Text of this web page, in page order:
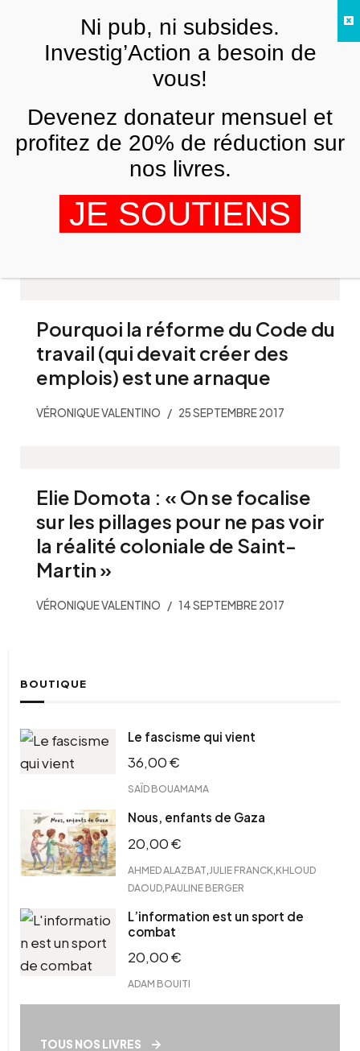
Véronique Valentino
Pourquoi la réforme du Code du
travail (qui devait créer des
emplois) est une arnaque
VÉRONIQUE VALENTINO 25 SEPTEMBRE 2017
Elie Domota : « On se focalise
sur les pillages pour ne pas voir
la réalité coloniale de Saint-
Martin »
VÉRONIQUE VALENTINO 14 SEPTEMBRE 2017
BOUTIQUE
Le fascisme qui vient
36,00€
SAÏD BOUAMAMA
Nous, enfants de Gaza
20,00€
AHMED ALAZBAT JULIE FRANCK KHLOUD
DAOUD PAULINE BERGER
L’information est un sport de
combat
20,00€
ADAM BOUITI
TOUS NOS LIVRES
FRNi pub, ni subsides.
Investig’Action a besoin de
vous!
Devenez donateur mensuel et
profitez de 20% de réduction sur
nos livres.
JE SOUTIENS